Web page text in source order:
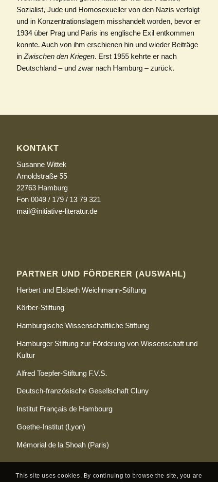
Sozialist, Jude und Homosexueller von den Nazis verfolgt
und in Konzentrationslagern misshandelt worden, bevor er
1934 über Prag und Paris ins englische Exil entkommen
konnte. Auch von ihm erschienen hin und wieder Beiträge
in Zwischen den Kriegen. Erst 1955 kehrte er nach
Deutschland – und zwar nach Hamburg – zurück.
KONTAKT
Susanne Wittek
Arnoldstraße 55
22763 Hamburg
Fon 0049 / 179 / 13 79 321
mail@initiative-literatur.de
PARTNER UND FÖRDERER (AUSWAHL)
Herbert und Elsbeth Weichmann-Stiftung
Körber-Stiftung
Hamburgische Wissenschaftliche Stiftung
Hamburger Stiftung zur Förderung von Wissenschaft und
Kultur
Alfred Toepfer-Stiftung F.V.S.
Deutsch-französische Gesellschaft Cluny
Institut Français de Hambourg
Goethe-Institut (Lyon)
Mémorial de la Shoah(Paris)
This site uses cookies. By continuing to browse the site, you are